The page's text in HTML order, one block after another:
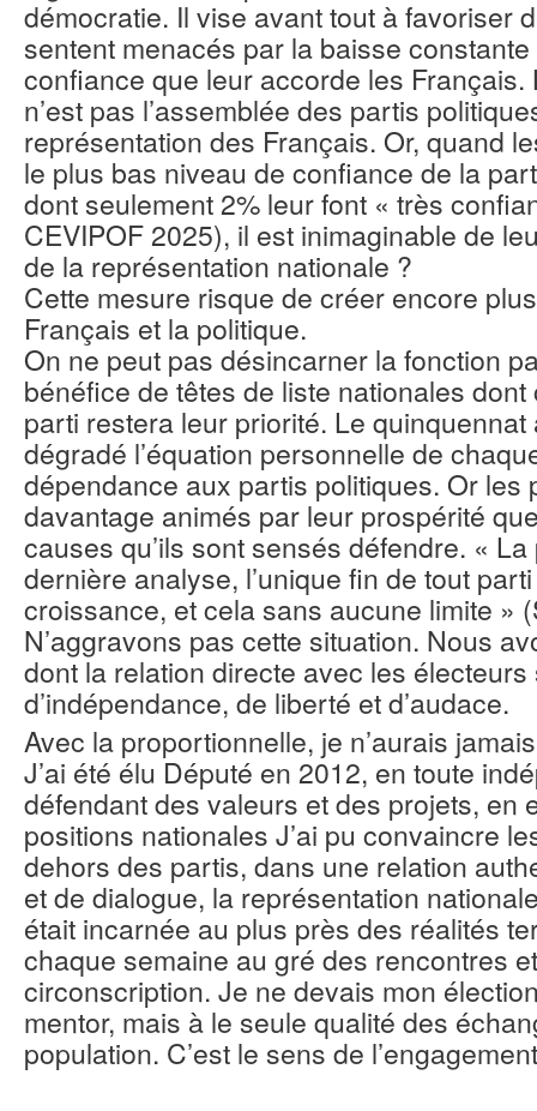
démocratie. Il vise avant tout à favoriser
sentent menacés par la baisse
confiance que leur accorde les Français.
n’est pas l’assemblée des partis
représentation des Français. Or, quand
le plus bas niveau de confiance de la
dont seulement 2% leur font « très
CEVIPOF 2025), il est inimaginable de
de la représentation nationale ?
Cette mesure risque de créer encore
Français et la politique.
On ne peut pas désincarner la fonction
bénéfice de têtes de liste nationales dont
parti restera leur priorité. Le
dégradé l’équation personnelle de
dépendance aux partis politiques. Or les
davantage animés par leur prospérité
causes qu’ils sont sensés défendre. «
dernière analyse, l’unique fin de tout
croissance, et cela sans aucune limite »
N’aggravons pas cette situation. Nous
dont la relation directe avec les
d’indépendance, de liberté et d’audace.
Avec la proportionnelle, je n’aurais
J’ai été élu Député en 2012, en toute
défendant des valeurs et des projets, en
positions nationales J’ai pu convaincre
dehors des partis, dans une relation
et de dialogue, la représentation
était incarnée au plus près des réalités
chaque semaine au gré des rencontres
circonscription. Je ne devais mon
mentor, mais à le seule qualité des
population. C’est le sens de